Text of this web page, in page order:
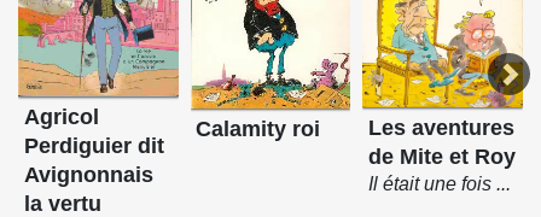
Agricol
Perdiguier dit
Avignonnais
la vertu
Calamity roi
Les aventures
de Mite et Roy
Il était une fois ...